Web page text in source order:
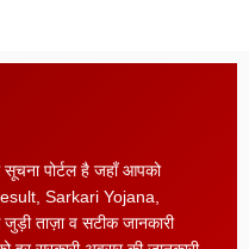
पोर्टल है जहाँ आपको
Sarkari Yojana,
ताज़ा व सटीक जानकारी